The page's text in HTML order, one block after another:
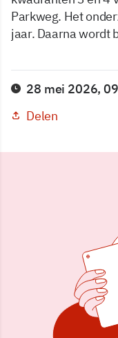
Parkweg. Het
jaar. Daarna wordt
28 mei 2026,
Delen